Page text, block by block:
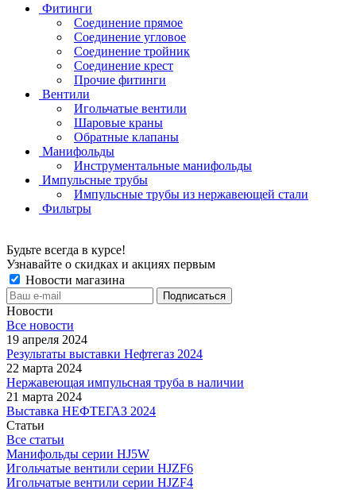
Фитинги
Соединение прямое
Соединение угловое
Соединение тройник
Соединение крест
Прочие фитинги
Вентили
Игольчатые вентили
Шаровые краны
Обратные клапаны
Манифольды
Инструментальные манифольды
Импульсные трубы
Импульсные трубы из нержавеющей стали
Фильтры
Будьте всегда в курсе!
Узнавайте о скидках и акциях первым
Новости магазина
Новости
Все новости
19 апреля 2024
Результаты выставки Нефтегаз 2024
22 марта 2024
Нержавеющая импульсная труба в наличии
21 марта 2024
Выставка НЕФТЕГАЗ 2024
Статьи
Все статьи
Манифольды серии HJ5W
Игольчатые вентили серии HJZF6
Игольчатые вентили серии HJZF4